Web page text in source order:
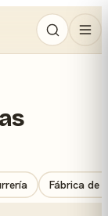
Fábrica de